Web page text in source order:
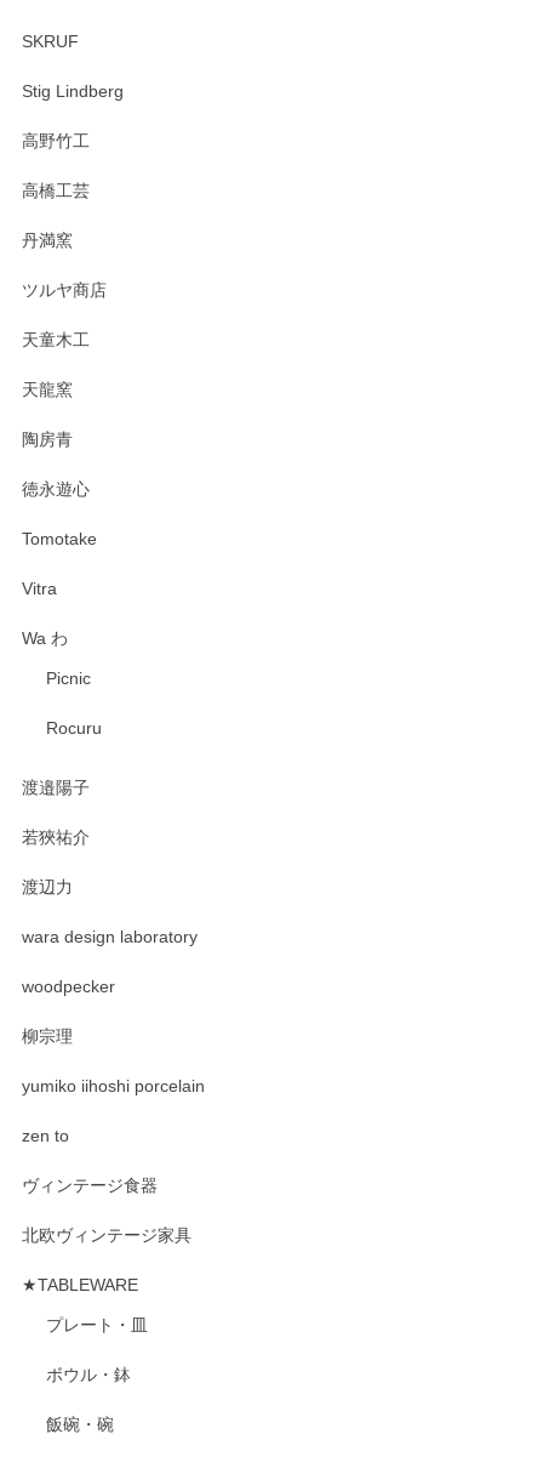
SKRUF
Stig Lindberg
高野竹工
高橋工芸
丹満窯
ツルヤ商店
天童木工
天龍窯
陶房青
徳永遊心
Tomotake
Vitra
Wa わ
Picnic
Rocuru
渡邉陽子
若狹祐介
渡辺力
wara design laboratory
woodpecker
柳宗理
yumiko iihoshi porcelain
zen to
ヴィンテージ食器
北欧ヴィンテージ家具
★TABLEWARE
プレート・皿
ボウル・鉢
飯碗・碗